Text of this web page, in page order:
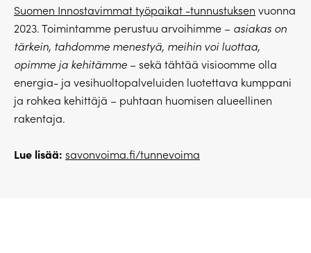
Suomen Innostavimmat työpaikat -tunnustuksen vuonna
2023. Toimintamme perustuu arvoihimme – asiakas on
tärkein, tahdomme menestyä, meihin voi luottaa,
opimme ja kehitämme – sekä tähtää visioomme olla
energia- ja vesihuoltopalveluiden luotettava kumppani
ja rohkea kehittäjä – puhtaan huomisen alueellinen
rakentaja.
Lue lisää: savonvoima.fi/tunnevoima